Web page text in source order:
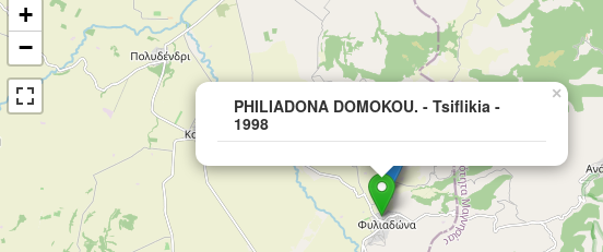
PHILIADONA DOMOKOU. - Tsiflikia -
1998
×
+
−